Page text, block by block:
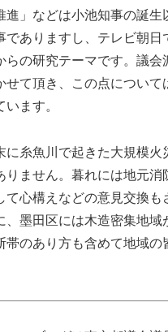
進」などは小池知事の誕
でありますし、テレビ朝日
らの研究テーマです。議会
せて頂き、この点について
ます。
に糸魚川で起きた大規模火
りません。暮れには地元消
て心構えなどの意見交換も
、墨田区には木造密集地域
帯のあり方も含めて地域の